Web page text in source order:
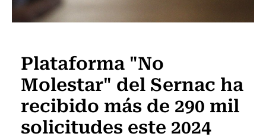
Plataforma "No
Molestar" del Sernac ha
recibido más de 290 mil
solicitudes este 2024